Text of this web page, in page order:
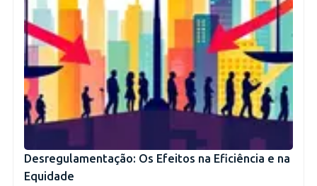
Desregulamentação: Os Efeitos na Eficiência e na
Equidade